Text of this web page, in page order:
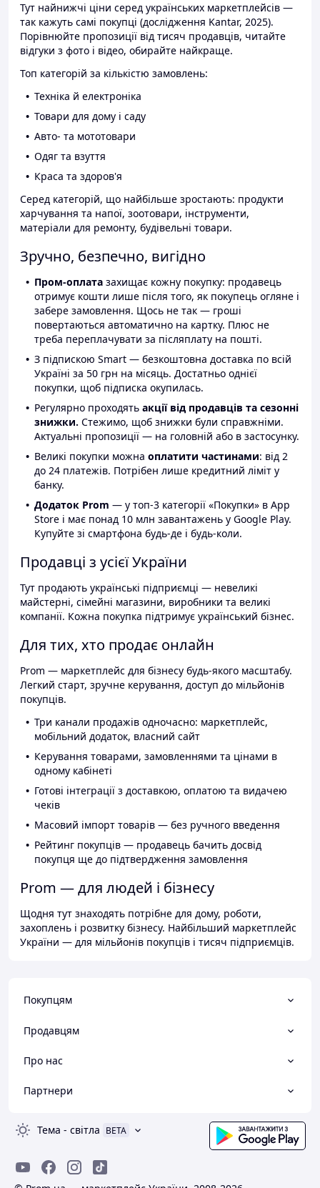
Тут найнижчі ціни серед українських маркетплейсів —
так кажуть самі покупці (дослідження Kantar, 2025).
Порівнюйте пропозиції від тисяч продавців, читайте
відгуки з фото і відео, обирайте найкраще.
Топ категорій за кількістю замовлень:
Техніка й електроніка
Товари для дому і саду
Авто- та мототовари
Одяг та взуття
Краса та здоров'я
Серед категорій, що найбільше зростають: продукти
харчування та напої, зоотовари, інструменти,
матеріали для ремонту, будівельні товари.
Зручно, безпечно, вигідно
Пром-оплата захищає кожну покупку: продавець
отримує кошти лише після того, як покупець огляне і
забере замовлення. Щось не так — гроші
повертаються автоматично на картку. Плюс не
треба переплачувати за післяплату на пошті.
З підпискою Smart — безкоштовна доставка по всій
Україні за 50 грн на місяць. Достатньо однієї
покупки, щоб підписка окупилась.
Регулярно проходять акції від продавців та сезонні
знижки. Стежимо, щоб знижки були справжніми.
Актуальні пропозиції — на головній або в застосунку.
Великі покупки можна оплатити частинами: від 2
до 24 платежів. Потрібен лише кредитний ліміт у
банку.
Додаток Prom — у топ-3 категорії «Покупки» в App
Store і має понад 10 млн завантажень у Google Play.
Купуйте зі смартфона будь-де і будь-коли.
Продавці з усієї України
Тут продають українські підприємці — невеликі
майстерні, сімейні магазини, виробники та великі
компанії. Кожна покупка підтримує український бізнес.
Для тих, хто продає онлайн
Prom — маркетплейс для бізнесу будь-якого масштабу.
Легкий старт, зручне керування, доступ до мільйонів
покупців.
Три канали продажів одночасно: маркетплейс,
мобільний додаток, власний сайт
Керування товарами, замовленнями та цінами в
одному кабінеті
Готові інтеграції з доставкою, оплатою та видачею
чеків
Масовий імпорт товарів — без ручного введення
Рейтинг покупців — продавець бачить досвід
покупця ще до підтвердження замовлення
Prom — для людей і бізнесу
Щодня тут знаходять потрібне для дому, роботи,
захоплень і розвитку бізнесу. Найбільший маркетплейс
України — для мільйонів покупців і тисяч підприємців.
Покупцям
Продавцям
Про нас
Партнери
Тема - світла BETA